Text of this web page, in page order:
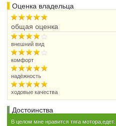
Оценка владельца
общая оценка
внешний вид
комфорт
надёжность
ходовые качества
Достоинства
В целом мне нравится тяга мотора,едет.